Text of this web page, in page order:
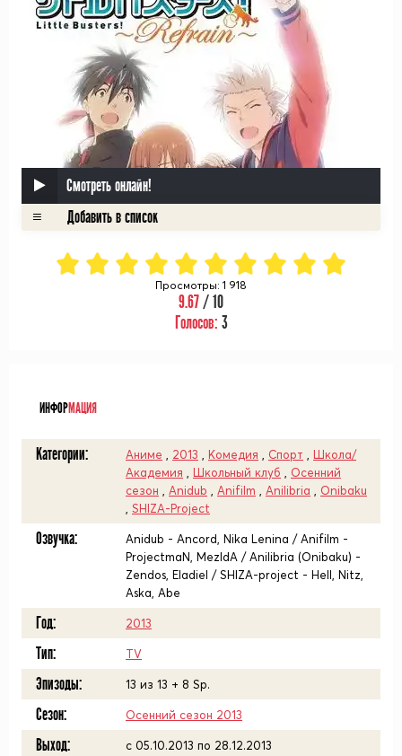
Смотреть онлайн!
Просмотры: 1 918
9.67/ 10
Голосов: 3
ИНФОРМАЦИЯ
Категории: Аниме 2013 Комедия Спорт
Школа/
Академия
Школьный клуб
Осенний
сезон
Anidub Anifilm Anilibria
Onibaku
SHIZA-Project
Озвучка:
Anidub - Ancord, Nika Lenina / Anifilm -
ProjectmaN, MezIdA / Anilibria (Onibaku) -
Zendos, Eladiel / SHIZA-project - Hell, Nitz,
Aska, Abe
Год: 2013
Тип: TV
Эпизоды: 13 из 13 + 8 Sp.
Сезон: Осенний сезон 2013
Выход: c 05.10.2013 по 28.12.2013